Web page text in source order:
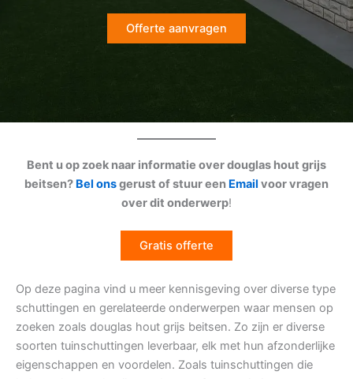
Offerte aanvragen
Bent u op zoek naar informatie over douglas hout grijs
beitsen? Bel onsgerust of stuur een Email voor vragen
over dit onderwerp!
Gratis offerte
Op deze pagina vind u meer kennisgeving over diverse type
schuttingen en gerelateerde onderwerpen waar mensen op
zoeken zoals douglas hout grijs beitsen. Zo zijn er diverse
soorten tuinschuttingen leverbaar, elk met hun afzonderlijke
eigenschappen en voordelen. Zoals tuinschuttingen die